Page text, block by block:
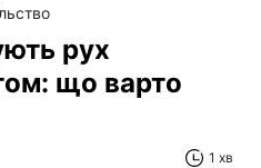
рух
що варто
1 хв